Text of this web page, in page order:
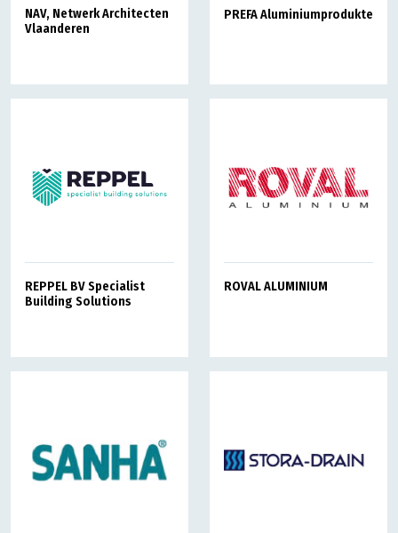
NAV, Netwerk Architecten
Vlaanderen
PREFA Aluminiumprodukte
REPPEL BV Specialist
Building Solutions
ROVAL ALUMINIUM